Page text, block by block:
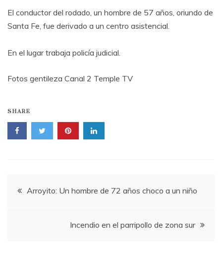
El conductor del rodado, un hombre de 57 años, oriundo de
Santa Fe, fue derivado a un centro asistencial.
En el lugar trabaja policía judicial.
Fotos gentileza Canal 2 Temple TV
SHARE
Navegación
Arroyito: Un hombre de 72 años choco a un niño
Incendio en el parripollo de zona sur